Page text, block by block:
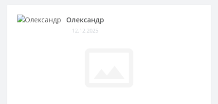
Олександр
12.12.2025